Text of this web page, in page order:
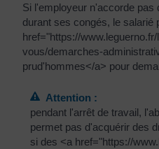
Si l'employeur n'accorde pas
durant ses congés, le salarié
href="https://
vous/demarches-
prud'hommes</a> pour
Attention :
pendant l'arrêt de travail,
permet pas d'acquérir des
si des <a href="https://